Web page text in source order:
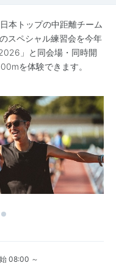
本トップの中距離チーム
スペシャル練習会を今年
」と同会場・同時開
を体験できます。
08:00 ～